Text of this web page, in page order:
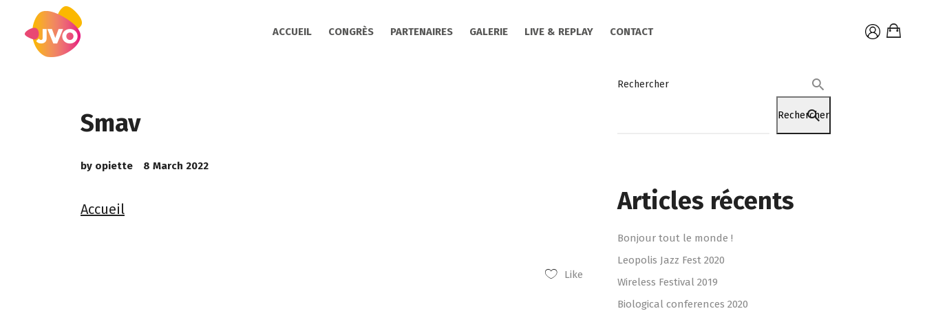
ACCUEIL CONGRÈS PARTENAIRES GALERIE LIVE & REPLAY CONTACT
Smav
by opiette 8 March 2022
Accueil
Like
Rechercher
Rechercher
Articles récents
Bonjour tout le monde !
Leopolis Jazz Fest 2020
Wireless Festival 2019
Biological conferences 2020